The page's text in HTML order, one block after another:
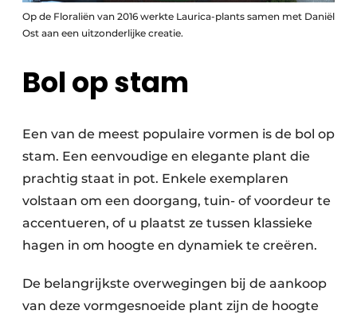
Op de Floraliën van 2016 werkte Laurica-plants samen met Daniël
Ost aan een uitzonderlijke creatie.
Bol op stam
Een van de meest populaire vormen is de bol op
stam. Een eenvoudige en elegante plant die
prachtig staat in pot. Enkele exemplaren
volstaan om een doorgang, tuin- of voordeur te
accentueren, of u plaatst ze tussen klassieke
hagen in om hoogte en dynamiek te creëren.
De belangrijkste overwegingen bij de aankoop
van deze vormgesnoeide plant zijn de hoogte